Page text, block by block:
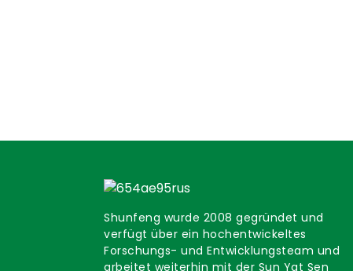
Shunfeng wurde 2008 gegründet und
verfügt über ein hochentwickeltes
Forschungs- und Entwicklungsteam und
arbeitet weiterhin mit der Sun Yat Sen